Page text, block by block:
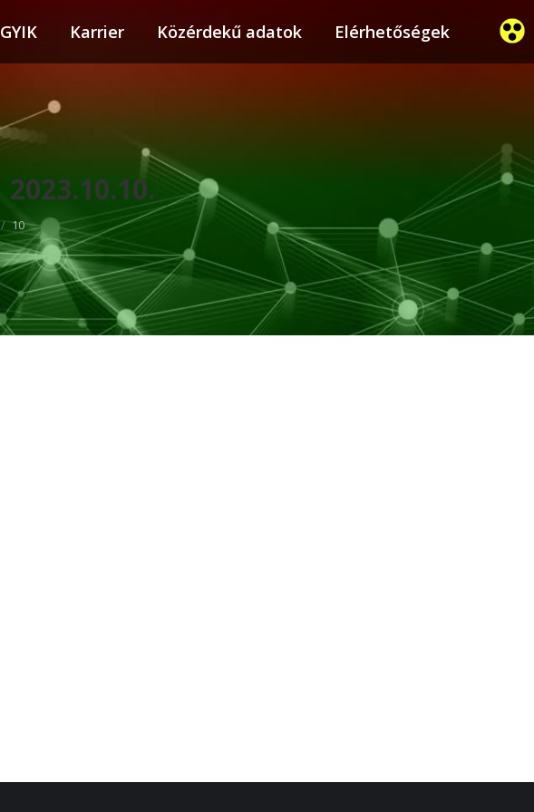
GYIK Karrier Közérdekű adatok Elérhetőségek
2023.10.10.
10
GYIK Karrier Közérdekű adatok Elérhetőségek